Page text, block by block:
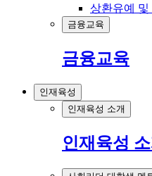
상환유예 및
금융교육
금융교육
인재육성
인재육성 소개
인재육성 소